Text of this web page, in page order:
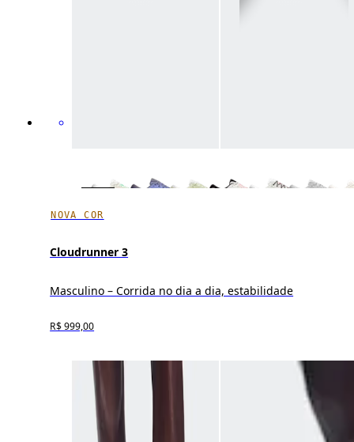
NOVA COR
Cloudrunner 3
Masculino – Corrida no dia a dia, estabilidade
R$ 999,00